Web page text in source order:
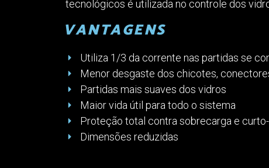
tecnológicos é utilizada no controle dos
VANTAGENS
Utiliza 1/3 da corrente nas partidas se
Menor desgaste dos chicotes,
Partidas mais suaves dos vidros
Maior vida útil para todo o sistema
Proteção total contra sobrecarga e
Dimensões reduzidas